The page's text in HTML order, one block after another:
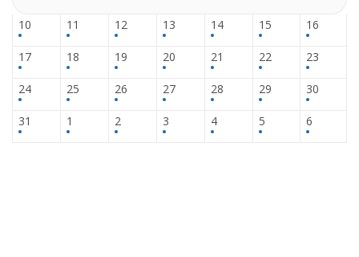
10 11 12 13 14 15 16
17 18 19 20 21 22 23
24 25 26 27 28 29 30
31 1 2 3 4 5 6